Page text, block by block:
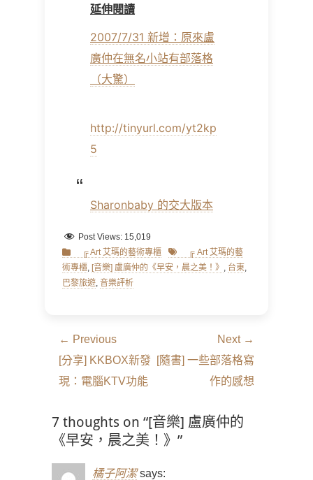
延伸閱讀
2007/7/31 新增：原來盧
廣仲在無名小站有部落格
（大驚）
http://tinyurl.com/yt2kp
5
Sharonbaby 的交大版本
Post Views: 15,019
Categories
╔ Art 艾瑪的藝術專櫃 Tags ╔ Art 艾瑪的藝
術專櫃, [音樂] 盧廣仲的《早安，晨之美！》 , 台東,
巴黎旅遊, 音樂評析
文
章
導
覽
← Previous
Previous
post:
[分享] KKBOX新發
現：電腦KTV功能
Next →
Next
[隨書] 一些部落格寫
作的感想
7 thoughts on “[音樂] 盧廣仲的
《早安，晨之美！》”
橘子阿潔 says: